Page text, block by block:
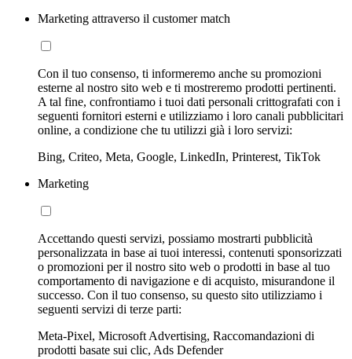
Marketing attraverso il customer match
Con il tuo consenso, ti informeremo anche su promozioni
esterne al nostro sito web e ti mostreremo prodotti pertinenti.
A tal fine, confrontiamo i tuoi dati personali crittografati con i
seguenti fornitori esterni e utilizziamo i loro canali pubblicitari
online, a condizione che tu utilizzi già i loro servizi:
Bing, Criteo, Meta, Google, LinkedIn, Printerest, TikTok
Marketing
Accettando questi servizi, possiamo mostrarti pubblicità
personalizzata in base ai tuoi interessi, contenuti sponsorizzati
o promozioni per il nostro sito web o prodotti in base al tuo
comportamento di navigazione e di acquisto, misurandone il
successo. Con il tuo consenso, su questo sito utilizziamo i
seguenti servizi di terze parti:
Meta-Pixel, Microsoft Advertising, Raccomandazioni di
prodotti basate sui clic, Ads Defender